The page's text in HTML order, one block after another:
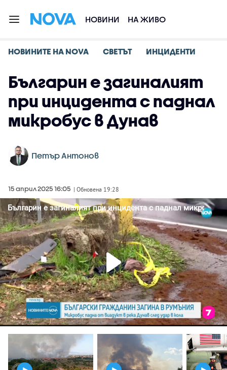
НОВИНИ НА ЖИВО
НОВИНИТЕ НА NOVA СВЕТЪТ ИНЦИДЕНТИ
Българин е загиналият
при инцидента с паднал
микробус в Дунав
Петър Антонов
15 април 2025 16:05 | Обновена 19:28